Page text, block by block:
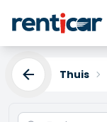
Thuis